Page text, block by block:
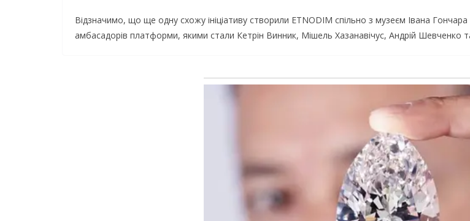
Відзначимо, що ще одну схожу ініціативу створили ETNODIM спільно з музеєм Івана
амбасадорів платформи, якими стали Кетрін Винник, Мішель Хазанавічус, Андрій Шевченко